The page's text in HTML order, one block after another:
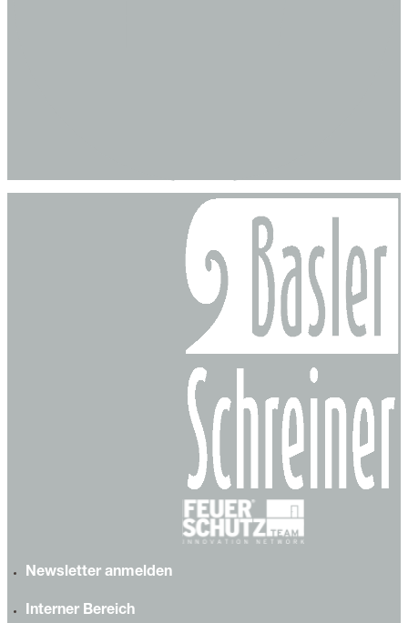
Newsletter anmelden
Interner Bereich